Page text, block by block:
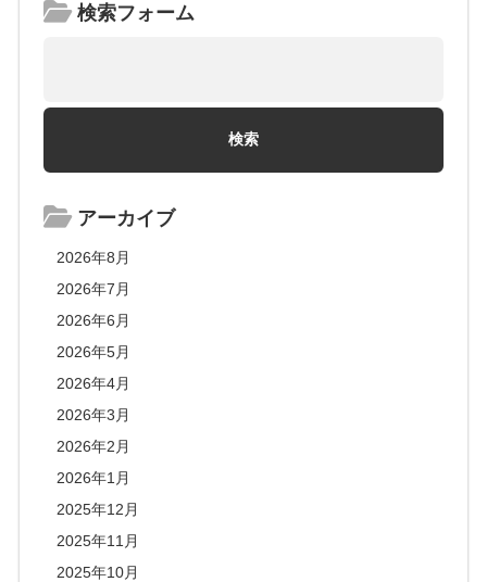
検索フォーム
アーカイブ
2026年8月
2026年7月
2026年6月
2026年5月
2026年4月
2026年3月
2026年2月
2026年1月
2025年12月
2025年11月
2025年10月